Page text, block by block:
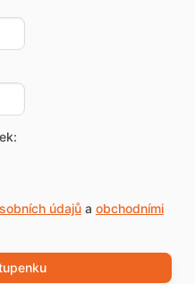
údajůa obchodními